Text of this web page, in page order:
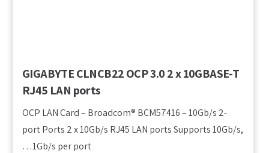
GIGABYTE CLNCB22 OCP 3.0 2 x 10GBASE-T
RJ45 LAN ports
OCP LAN Card – Broadcom® BCM57416 – 10Gb/s 2-
port Ports 2 x 10Gb/s RJ45 LAN ports Supports 10Gb/s,
1Gb/s per port…